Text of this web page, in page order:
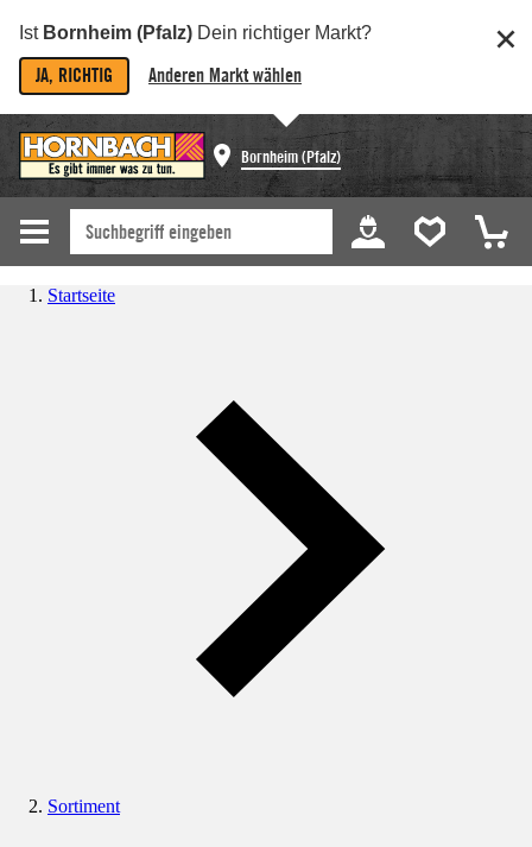
Ist Bornheim (Pfalz) Dein richtiger Markt?
JA, RICHTIG Anderen Markt wählen
Bornheim (Pfalz)
Startseite
Sortiment